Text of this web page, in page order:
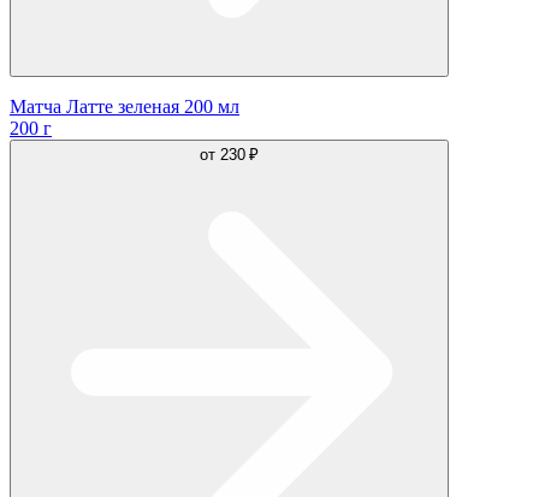
Матча Латте зеленая 200 мл
200 г
от 230 ₽